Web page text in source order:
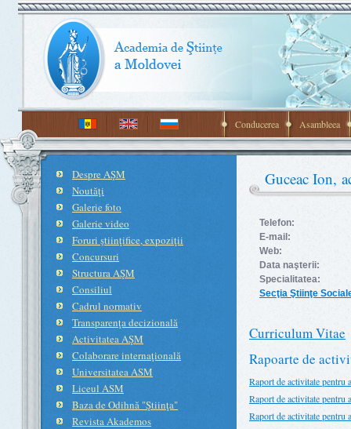
Conducerea Asambleea
Despre AŞM
Noutăţi
Galerie foto
Galerie video
Foruri ştiinţifice, expoziţii
Concursuri
Structura AŞM
Consiliul
Cadrul normativ
Transparenţa decizională
Activitatea AŞM
Colaborare internaţională
Universitatea ASM
Liceul ASM
Baza de Odihnă "Ştiinţa"
Revista Akademos
Guceac Ion,
Telefon:
E-mail:
Web:
Data naşterii:
Specialitatea:
Secţia Ştiinţe
Curriculum Vitae
Rapoarte de
Raport de activitate pentru
Raport de activitate pentru
Raport de activitate pentru